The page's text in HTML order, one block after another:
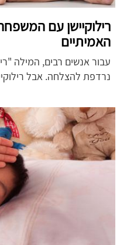
רילוקיישן עם
האמיתיים
עבור אנשים רבים, המילה
נרדפת להצלחה. אבל